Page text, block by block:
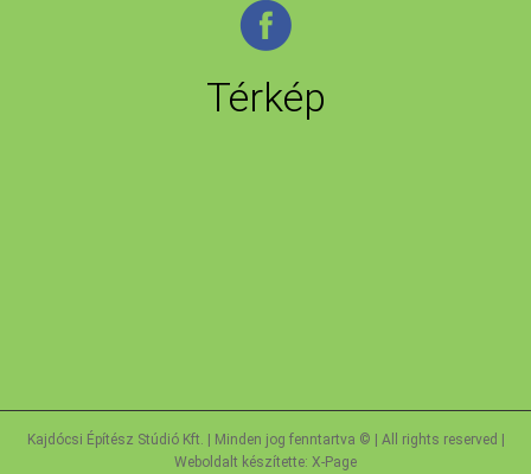
Térkép
Kajdócsi Építész Stúdió Kft. | Minden jog fenntartva © | All rights reserved |
Weboldalt készítette: X-Page